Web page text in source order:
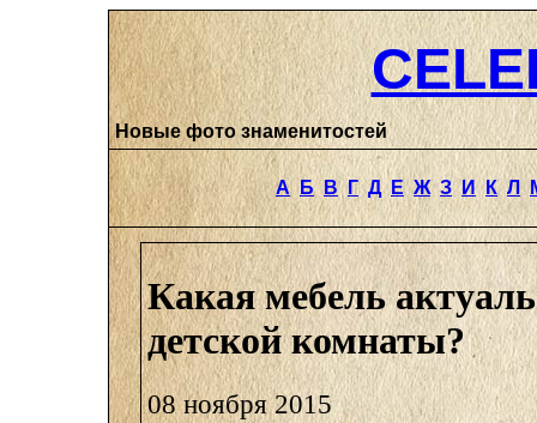
Новые фото знаменитостей
А Б В Г Д Е Ж З И К Л
Какая мебель
детской комнаты?
08 ноября 2015